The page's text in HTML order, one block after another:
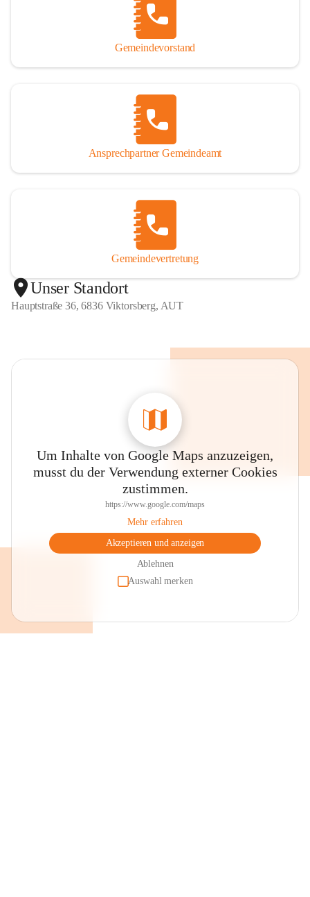
Gemeindevorstand
Ansprechpartner Gemeindeamt
Gemeindevertretung
Unser Standort
Hauptstraße 36, 6836 Viktorsberg, AUT
Um Inhalte von Google Maps anzuzeigen,
musst du der Verwendung externer Cookies
zustimmen.
https://www.google.com/maps
Mehr erfahren
Akzeptieren und anzeigen
Ablehnen
Auswahl merken